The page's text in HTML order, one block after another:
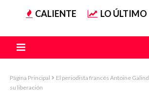
CALIENTE LO ÚLTIMO
Página Principal
El periodista francés Antoine
su liberación